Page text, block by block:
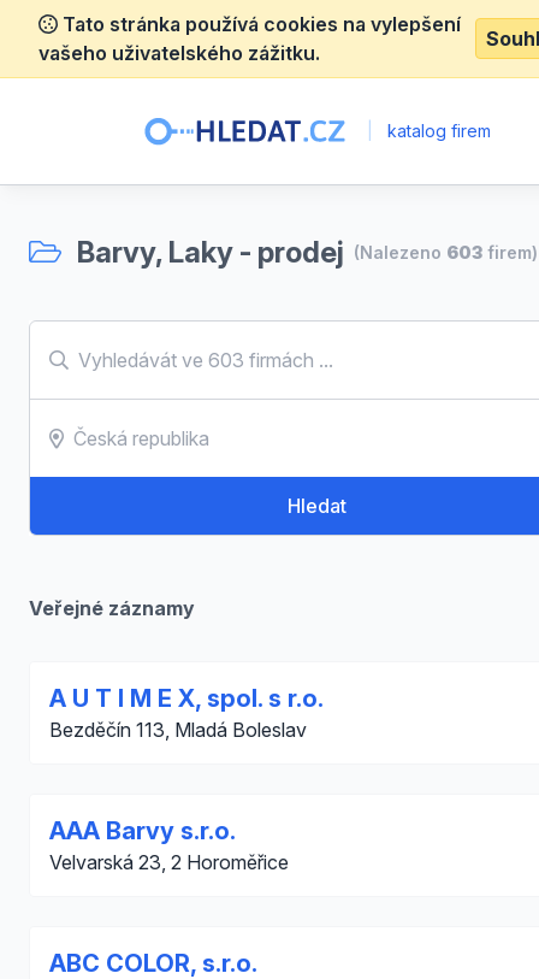
Tato stránka používá cookies na vylepšení
vašeho uživatelského zážitku.
katalog firem
Barvy, Laky - prodej (Nalezeno 603 firem)
Hledat
Veřejné záznamy
A U T I M E X, spol. s r.o.
Bezděčín 113, Mladá Boleslav
AAA Barvy s.r.o.
Velvarská 23, 2 Horoměřice
ABC COLOR, s.r.o.